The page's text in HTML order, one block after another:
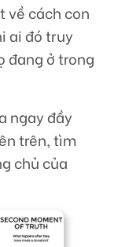
về cách con
ai đó truy
đang ở trong
ngay đầy
trên, tìm
chủ của